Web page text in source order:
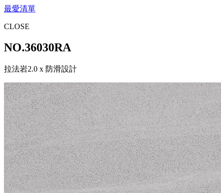
最愛清單
CLOSE
NO.36030RA
拉法岩2.0 x 防滑設計